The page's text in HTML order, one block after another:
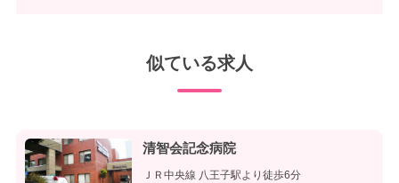
似ている求人
清智会記念病院
ＪＲ中央線 八王子駅より徒歩6分